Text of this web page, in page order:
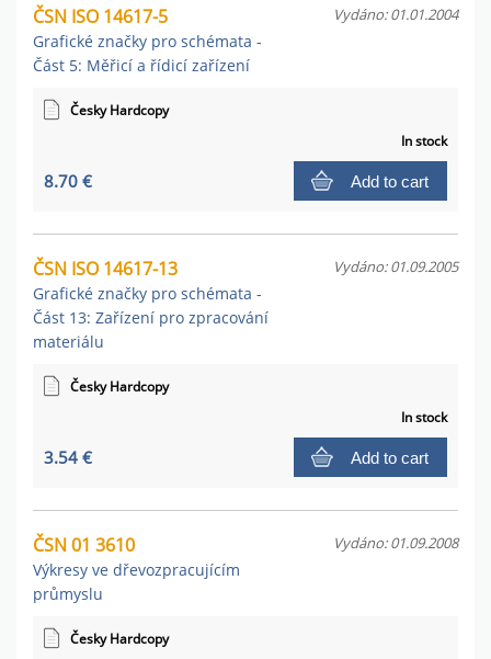
ČSN ISO 14617-5
Grafické značky pro schémata -
Část 5: Měřicí a řídicí zařízení
Vydáno: 01.01.2004
Česky Hardcopy
In stock
8.70 € Add to cart
ČSN ISO 14617-13
Grafické značky pro schémata -
Část 13: Zařízení pro zpracování
materiálu
Vydáno: 01.09.2005
Česky Hardcopy
In stock
3.54 € Add to cart
ČSN 01 3610
Výkresy ve dřevozpracujícím
průmyslu
Vydáno: 01.09.2008
Česky Hardcopy